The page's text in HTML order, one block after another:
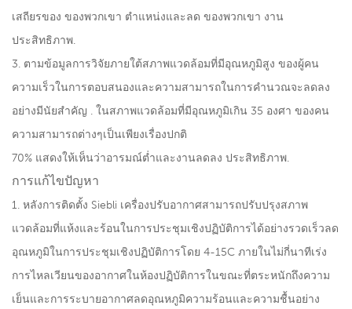
เสถียรของ ของพวกเขา ตำแหน่งและลด ของพวกเขา งาน
ประสิทธิภาพ.
3. ตามข้อมูลการวิจัยภายใต้สภาพแวดล้อมที่มีอุณหภูมิสูง ของผู้คน
ความเร็วในการตอบสนองและความสามารถในการคำนวณจะลดลง
อย่างมีนัยสำคัญ . ในสภาพแวดล้อมที่มีอุณหภูมิเกิน 35 องศา ของคน
ความสามารถต่างๆเป็นเพียงเรื่องปกติ
70% แสดงให้เห็นว่าอารมณ์ต่ำและงานลดลง ประสิทธิภาพ.
การแก้ไขปัญหา
1. หลังการติดตั้ง Siebli เครื่องปรับอากาศสามารถปรับปรุงสภาพ
แวดล้อมที่แห้งและร้อนในการประชุมเชิงปฏิบัติการได้อย่างรวดเร็วลด
อุณหภูมิในการประชุมเชิงปฏิบัติการโดย 4-15C ภายในไม่กี่นาทีเร่ง
การไหลเวียนของอากาศในห้องปฏิบัติการในขณะที่ตระหนักถึงความ
เย็นและการระบายอากาศลดอุณหภูมิความร้อนและความชื้นอย่าง